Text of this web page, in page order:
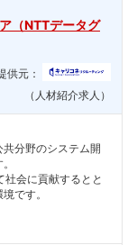
（NTTデータグ
供元：
（人材紹介求人）
分野のシステム開
会に貢献するとと
です。